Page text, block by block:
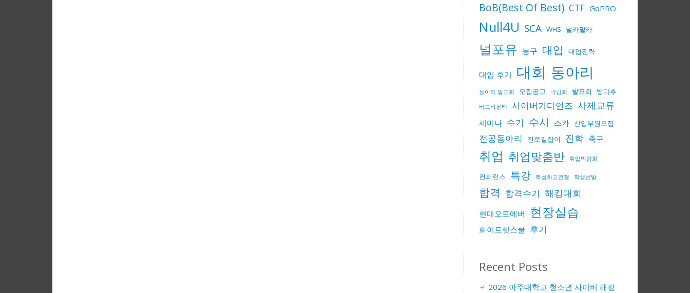
BoB(Best Of Best) CTF GoPRO
Null4U SCA WHS 널카말카
널포유 농구 대입 대입전략
대입 후기 대회 동아리
동아리 발표회 모집공고 박람회 발표회 방과후
버그바운티 사이버가디언즈 사제교류
세미나 수기 수시 스카 신입부원모집
전공동아리 진로길잡이 진학 축구
취업 취업맞춤반 취업박람회
컨퍼런스 특강 특성화고전형 학생선발
합격 합격수기 해킹대회
현대오토에버 현장실습
화이트햇스쿨 후기
Recent Posts
2026 아주대학교 청소년 사이버 해킹